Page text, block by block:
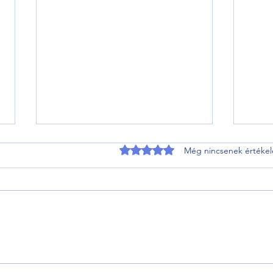
a jövőnk a Boost Budapest Explore
0 csillagot kapott az 5-ből.
Még nincsenek